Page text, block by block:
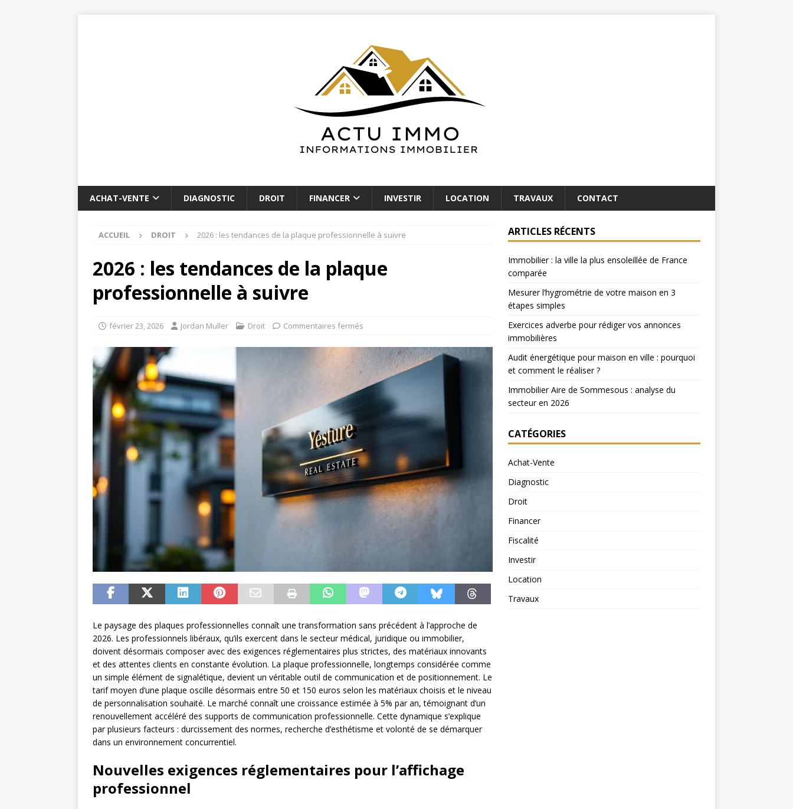
ACHAT-VENTE DIAGNOSTIC DROIT FINANCER INVESTIR LOCATION TRAVAUX CONTACT
ACCUEIL DROIT 2026 : les tendances de la plaque professionnelle à suivre
2026 : les tendances de la plaque
professionnelle à suivre
février 23, 2026 Jordan Muller Droit Commentaires fermés
Le paysage des plaques professionnelles connaît une transformation sans précédent à l’approche de
2026. Les professionnels libéraux, qu’ils exercent dans le secteur médical, juridique ou immobilier,
doivent désormais composer avec des exigences réglementaires plus strictes, des matériaux innovants
et des attentes clients en constante évolution. La plaque professionnelle, longtemps considérée comme
un simple élément de signalétique, devient un véritable outil de communication et de positionnement. Le
tarif moyen d’une plaque oscille désormais entre 50 et 150 euros selon les matériaux choisis et le niveau
de personnalisation souhaité. Le marché connaît une croissance estimée à 5% par an, témoignant d’un
renouvellement accéléré des supports de communication professionnelle. Cette dynamique s’explique
par plusieurs facteurs : durcissement des normes, recherche d’esthétisme et volonté de se démarquer
dans un environnement concurrentiel.
Nouvelles exigences réglementaires pour l’affichage
professionnel
ARTICLES RÉCENTS
Immobilier : la ville la plus ensoleillée de France
comparée
Mesurer l’hygrométrie de votre maison en 3
étapes simples
Exercices adverbe pour rédiger vos annonces
immobilières
Audit énergétique pour maison en ville : pourquoi
et comment le réaliser ?
Immobilier Aire de Sommesous : analyse du
secteur en 2026
CATÉGORIES
Achat-Vente
Diagnostic
Droit
Financer
Fiscalité
Investir
Location
Travaux